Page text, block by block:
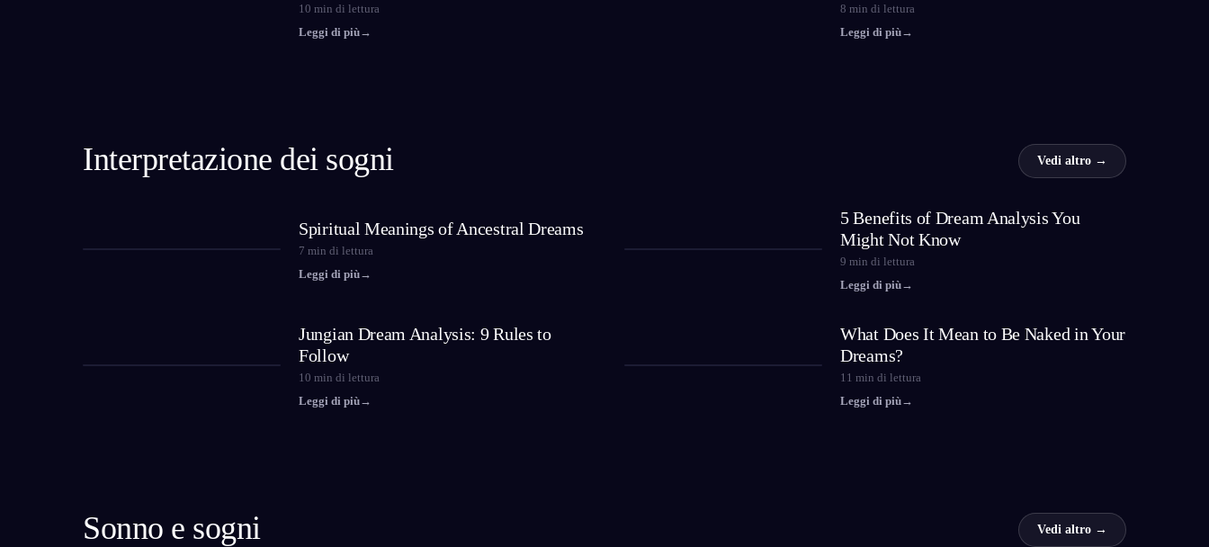
10 min di lettura
Leggi di più→
8 min di lettura
Leggi di più→
Interpretazione dei sogni Vedi altro →
Spiritual Meanings of Ancestral Dreams
7 min di lettura
Leggi di più→
5 Benefits of Dream Analysis You
Might Not Know
9 min di lettura
Leggi di più→
Jungian Dream Analysis: 9 Rules to
Follow
10 min di lettura
Leggi di più→
What Does It Mean to Be Naked in Your
Dreams?
11 min di lettura
Leggi di più→
Sonno e sogni Vedi altro →